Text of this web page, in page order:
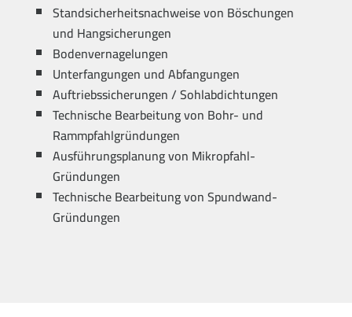
Standsicherheitsnachweise von Böschungen
und Hangsicherungen
Bodenvernagelungen
Unterfangungen und Abfangungen
Auftriebssicherungen / Sohlabdichtungen
Technische Bearbeitung von Bohr- und
Rammpfahlgründungen
Ausführungsplanung von Mikropfahl-
Gründungen
Technische Bearbeitung von Spundwand-
Gründungen